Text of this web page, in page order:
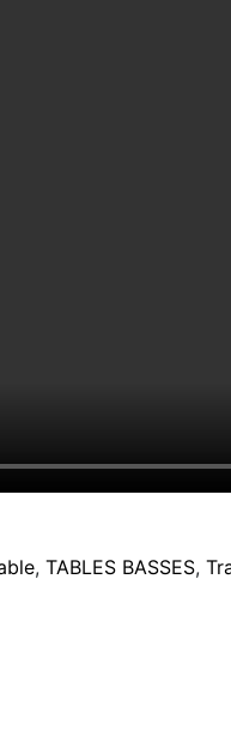
, TABLES BASSES,